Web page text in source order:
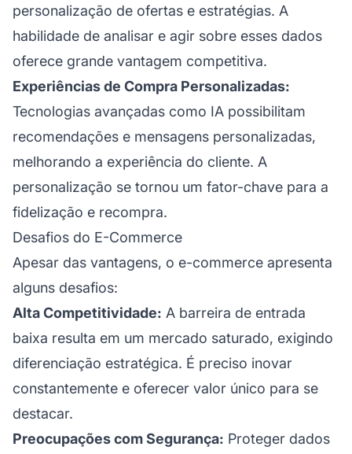
personalização de ofertas e estratégias. A
habilidade de analisar e agir sobre esses dados
oferece grande vantagem competitiva.
Experiências de Compra Personalizadas:
Tecnologias avançadas como IA possibilitam
recomendações e mensagens personalizadas,
melhorando a experiência do cliente. A
personalização se tornou um fator-chave para a
fidelização e recompra.
Desafios do E-Commerce
Apesar das vantagens, o e-commerce apresenta
alguns desafios:
Alta Competitividade: A barreira de entrada
baixa resulta em um mercado saturado, exigindo
diferenciação estratégica. É preciso inovar
constantemente e oferecer valor único para se
destacar.
Preocupações com Segurança: Proteger dados